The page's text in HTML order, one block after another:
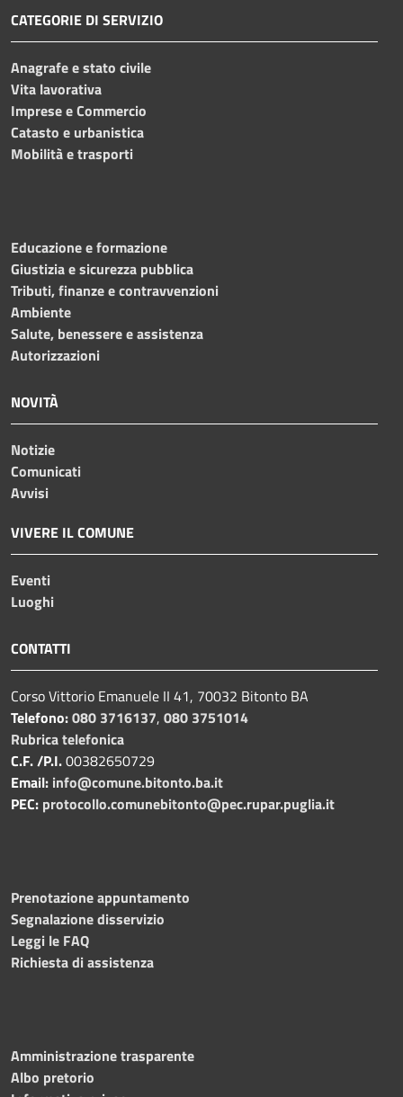
CATEGORIE DI SERVIZIO
Anagrafe e stato civile
Vita lavorativa
Imprese e Commercio
Catasto e urbanistica
Mobilità e trasporti
Educazione e formazione
Giustizia e sicurezza pubblica
Tributi, finanze e contravvenzioni
Ambiente
Salute, benessere e assistenza
Autorizzazioni
NOVITÀ
Notizie
Comunicati
Avvisi
VIVERE IL COMUNE
Eventi
Luoghi
CONTATTI
Corso Vittorio Emanuele II 41, 70032 Bitonto BA
Telefono:080 3716137, 080 3751014
Rubrica telefonica
C.F. /P.I.00382650729
Email: info@comune.bitonto.ba.it
PEC: protocollo.comunebitonto@pec.rupar.puglia.it
Prenotazione appuntamento
Segnalazione disservizio
Leggi le FAQ
Richiesta di assistenza
Amministrazione trasparente
Albo pretorio